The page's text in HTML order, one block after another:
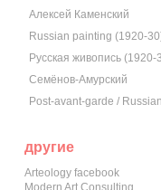
Алексей Каменский
Russian painting (1920-
Русская живопись (1920-
Семёнов-Амурский
Post-avant-garde /
другие
Arteology facebook
Modern Art Consulting